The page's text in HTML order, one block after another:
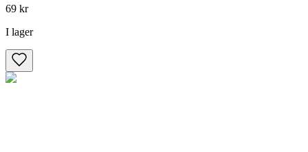
69 kr
I lager